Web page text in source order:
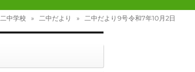
中学校 二中だより 二中だより 9号 令和7年10月2日